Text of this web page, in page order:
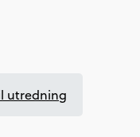
utredning